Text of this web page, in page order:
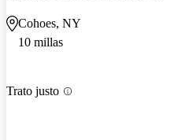
Cohoes, NY
10 millas
Trato justo